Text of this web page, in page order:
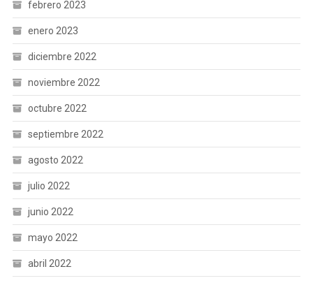
febrero 2023
enero 2023
diciembre 2022
noviembre 2022
octubre 2022
septiembre 2022
agosto 2022
julio 2022
junio 2022
mayo 2022
abril 2022